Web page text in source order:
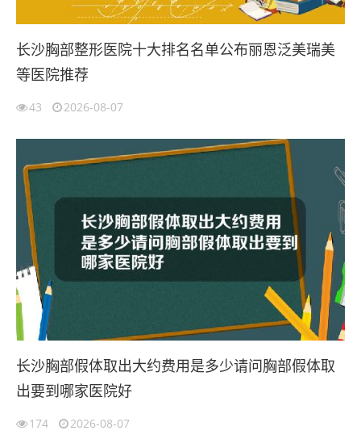
长沙胸部整形医院十大排名名单公布丽恩泛美瑞美
等医院推荐
43 2026-08-07
长沙胸部假体取出大约费用是多少请问胸部假体取
出要到哪家医院好
174 2026-08-07